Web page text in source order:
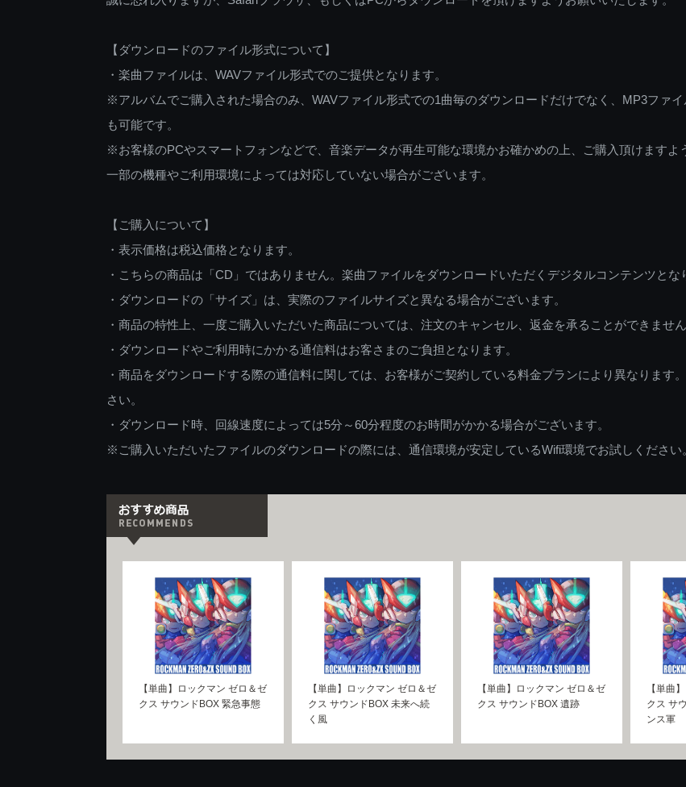
【ダウンロードのファイル形式について】
・楽曲ファイルは、WAVファイル形式でのご提供となります。
※アルバムでご購入された場合のみ、WAVファイル形式での1曲毎のダウンロードだけでなく、MP3ファ
も可能です。
※お客様のPCやスマートフォンなどで、音楽データが再生可能な環境かお確かめの上、ご購入頂けますよ
一部の機種やご利用環境によっては対応していない場合がございます。
【ご購入について】
・表示価格は税込価格となります。
・こちらの商品は「CD」ではありません。楽曲ファイルをダウンロードいただくデジタルコンテンツとな
・ダウンロードの「サイズ」は、実際のファイルサイズと異なる場合がございます。
・商品の特性上、一度ご購入いただいた商品については、注文のキャンセル、返金を承ることができません
・ダウンロードやご利用時にかかる通信料はお客さまのご負担となります。
・商品をダウンロードする際の通信料に関しては、お客様がご契約している料金プランにより異なります
さい。
・ダウンロード時、回線速度によっては5分～60分程度のお時間がかかる場合がございます。
※ご購入いただいたファイルのダウンロードの際には、通信環境が安定しているWifi環境でお試しください
【単曲】ロックマン ゼロ＆ゼ
クス サウンドBOX 緊急事態
【単曲】ロックマン ゼロ＆ゼ
クス サウンドBOX 未来へ続
く風
【単曲】ロックマン ゼロ＆ゼ
クス サウンドBOX 遺跡
【単曲
クス サ
ンス軍